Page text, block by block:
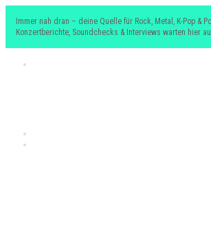
Immer nah dran – deine Quelle für Rock, Metal, K-Pop &
Konzertberichte, Soundchecks & Interviews warten hier